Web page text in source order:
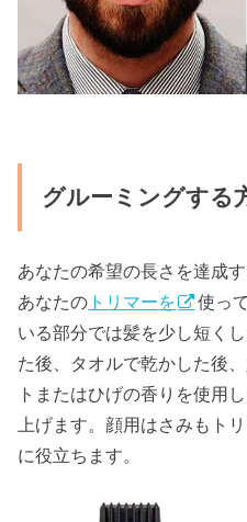
グルーミングする
あなたの希望の長さを達成
あなたの トリマーを
使っ
いる部分では髪を少し短く
た後、タオルで乾かした後
トまたはひげの香りを使用
上げます。顔用はさみもト
に役立ちます。